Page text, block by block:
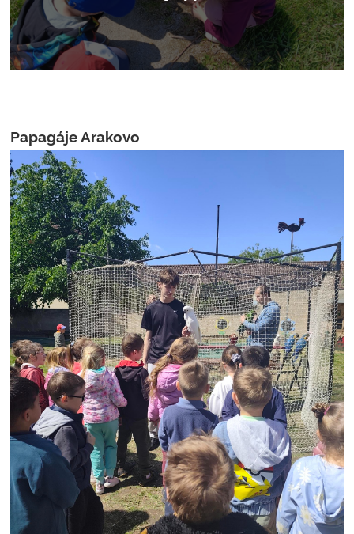
Papagáje Arakovo